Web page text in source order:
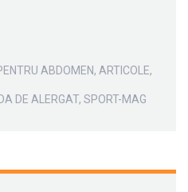
ABDOMEN, ARTICOLE,
DE ALERGAT, SPORT-MAG